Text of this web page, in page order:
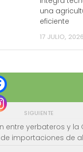
una
eficiente
17 JULIO, 2026
SIGUIENTE
entre yerbateros y la
importaciones de